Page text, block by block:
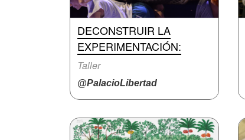
DECONSTRUIR LA
EXPERIMENTACIÓN:
Taller
@PalacioLibertad